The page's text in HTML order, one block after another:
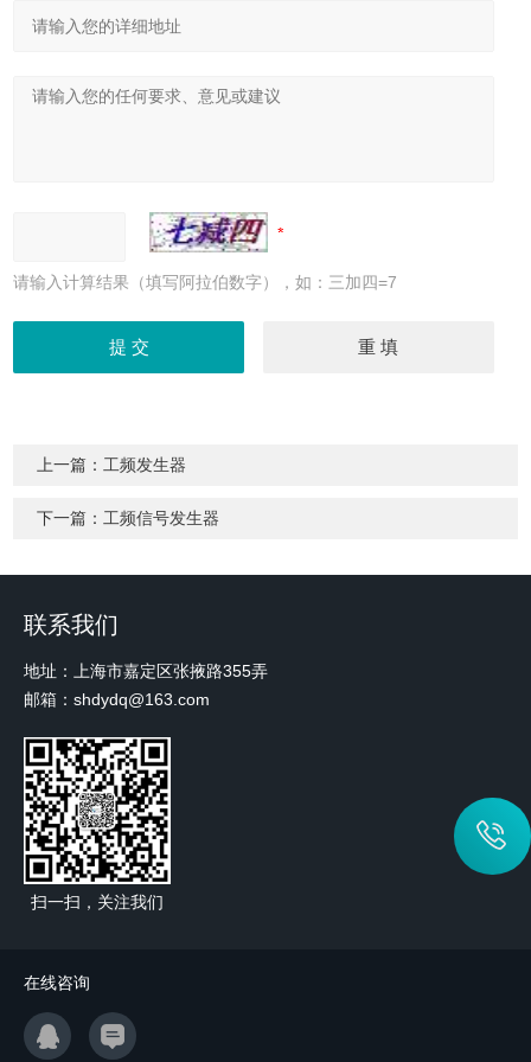
请输入计算结果（填写阿拉伯数字），如：三加四=7
上一篇： 工频发生器
下一篇： 工频信号发生器
联系我们
地址：上海市嘉定区张掖路355弄
邮箱：shdydq@163.com
扫一扫，关注我们
在线咨询